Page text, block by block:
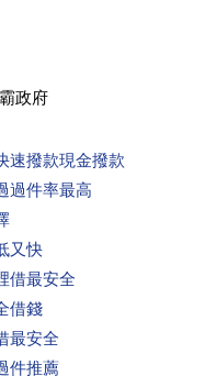
政府
速撥款現金撥款
過件率最高
又快
借最安全
借錢
最安全
件推薦